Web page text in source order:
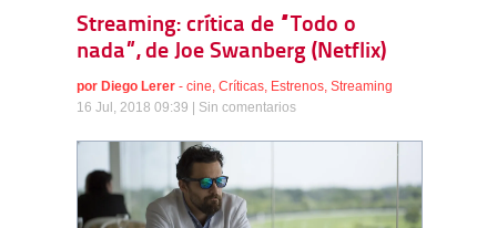
Streaming: crítica de “Todo o
nada”, de Joe Swanberg (Netflix)
por Diego Lerer - cine, Críticas, Estrenos, Streaming
16 Jul, 2018 09:39 | Sin comentarios